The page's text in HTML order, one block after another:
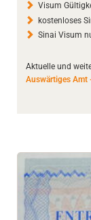
Visum
kostenloses
Sinai Visum
Aktuelle und
Auswärtiges Amt